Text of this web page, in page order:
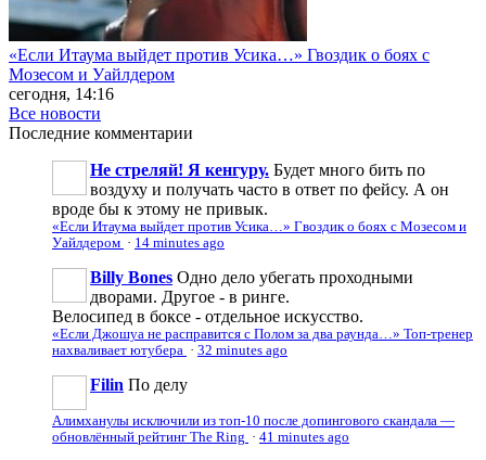
«Если Итаума выйдет против Усика…» Гвоздик о боях с
Мозесом и Уайлдером
сегодня, 14:16
Все новости
Последние комментарии
Не стреляй! Я кенгуру. Будет много бить по
воздуху и получать часто в ответ по фейсу. А он
вроде бы к этому не привык.
«Если Итаума выйдет против Усика…» Гвоздик о боях с Мозесом и
Уайлдером · 14 minutes ago
Billy Bones Одно дело убегать проходными
дворами. Другое - в ринге.
Велосипед в боксе - отдельное искусство.
«Если Джошуа не расправится с Полом за два раунда…» Топ-тренер
нахваливает ютубера · 32 minutes ago
Filin По делу
Алимханулы исключили из топ-10 после допингового скандала —
обновлённый рейтинг The Ring · 41 minutes ago